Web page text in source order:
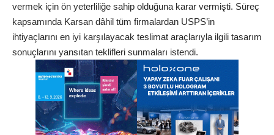
vermek için ön yeterliliğe sahip olduğuna karar vermişti. Süreç
kapsamında Karsan dâhil tüm firmalardan USPS’in
ihtiyaçlarını en iyi karşılayacak teslimat araçlarıyla ilgili tasarım
sonuçlarını yansıtan teklifleri sunmaları istendi.